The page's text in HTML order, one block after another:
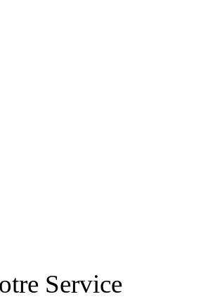
Service